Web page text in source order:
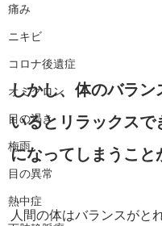
痛み
ニキビ
コロナ後遺症
オミクロン
目の渇き
梅雨
目の異常
熱中症
しかし、体のバラン
いるとリラックスで
になってしまうこと
人間の体はバランスがと